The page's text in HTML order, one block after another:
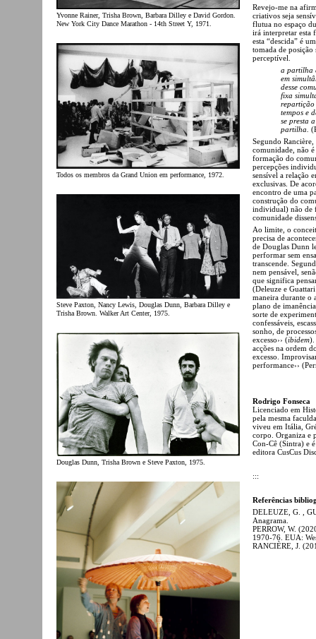
Yvonne Rainer, Trisha Brown, Barbara Dilley e David Gordon.
New York City Dance Marathon - 14th Street Y, 1971.
Todos os membros da Grand Union em performance, 1972.
Steve Paxton, Nancy Lewis, Douglas Dunn, Barbara Dilley e
Trisha Brown. Walker Art Center, 1975.
Douglas Dunn, Trisha Brown e Steve Paxton, 1975.
Revejo-me na
criativos seja
flutua no espaço
irá interpretar esta
esta “descida” é
tomada de
perceptível.
a partilha
em
desse
fixa
repartição
tempos e
se presta
partilha.
Segundo
comunidade, não
formação do
percepções
sensível a relação
exclusivas. De
encontro de uma
construção do
individual) não de
comunidade
Ao limite, o
precisa de
de Douglas Dunn
performar sem
transcende.
nem pensável,
que significa
(Deleuze e
maneira durante o
plano de
sorte de
confessáveis,
sonho, de
excesso›› (ibidem).
acções na ordem
excesso.
performance››
Rodrigo Fonseca
Licenciado em
pela mesma
viveu em Itália,
corpo. Organiza e
Con-Cê (Sintra) e
editora CusCus
:::
Referências
DELEUZE, G. ,
Anagrama.
PERROW, W.
1970-76. EUA:
RANCIÈRE, J.